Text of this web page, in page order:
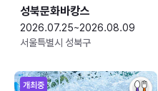
성북문화바캉스
2026.07.25~2026.08.09
서울특별시 성북구
개최중